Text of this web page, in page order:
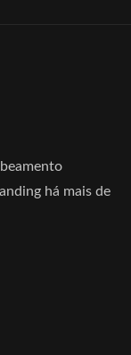
há mais de